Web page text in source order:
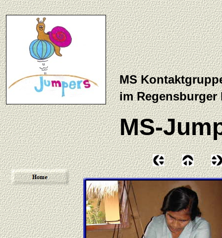
MS
im Regensburger
MS-